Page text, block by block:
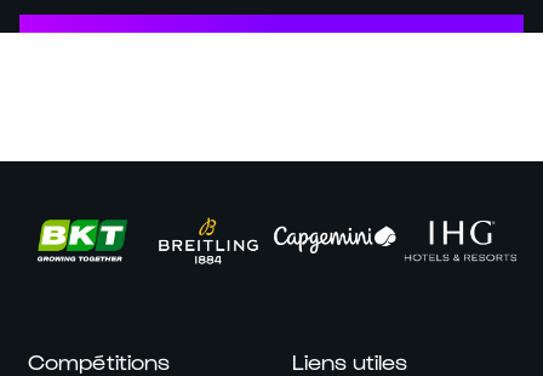
Compétitions Liens utiles